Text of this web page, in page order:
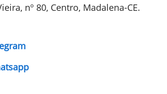
nº 80, Centro, Madalena-CE.